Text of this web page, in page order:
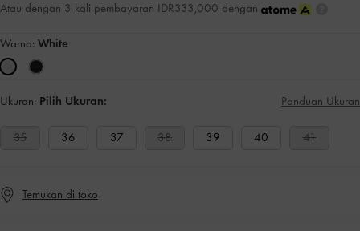
Atau dengan 3 kali pembayaran IDR333,000 dengan
Warna: White
Ukuran: Pilih Ukuran: Panduan Ukuran
35 36 37 38 39 40 41
Temukan di toko